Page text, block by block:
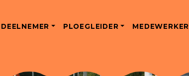
DEELNEMER PLOEGLEIDER MEDEWERKER